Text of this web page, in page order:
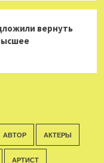
вернуть
АВТОР АКТЕРЫ
АРТИСТ